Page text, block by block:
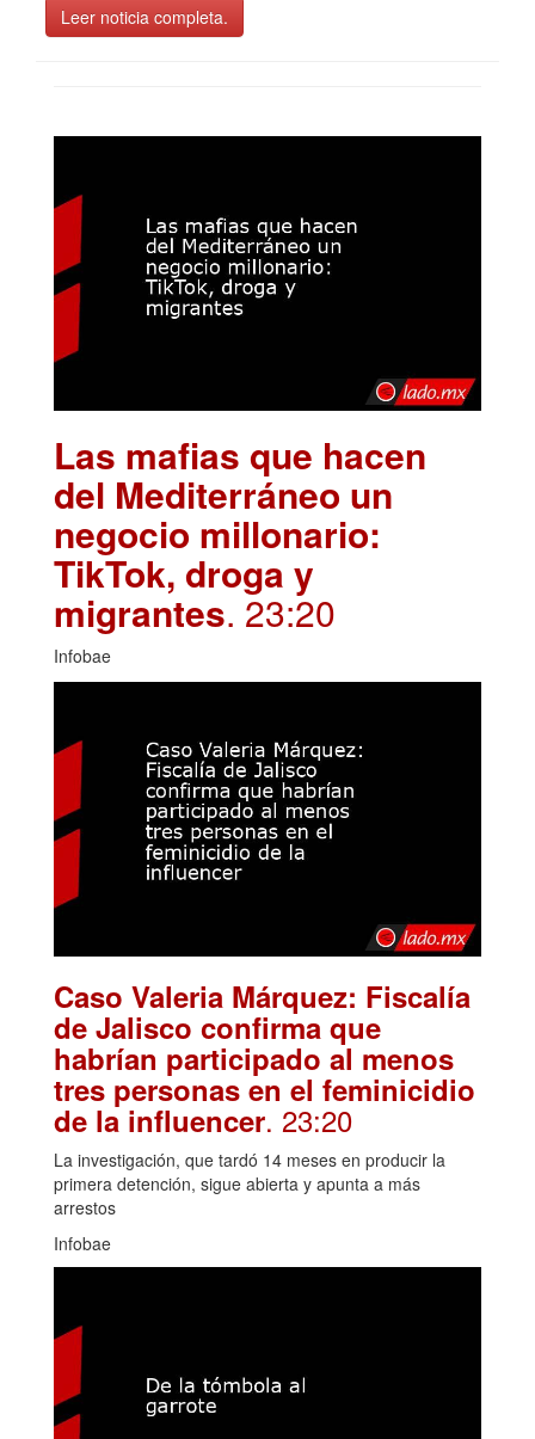
Leer noticia completa.
Las mafias que hacen
del Mediterráneo un
negocio millonario:
TikTok, droga y
migrantes. 23:20
Infobae
Caso Valeria Márquez: Fiscalía
de Jalisco confirma que
habrían participado al menos
tres personas en el feminicidio
de la influencer. 23:20
La investigación, que tardó 14 meses en producir la
primera detención, sigue abierta y apunta a más
arrestos
Infobae